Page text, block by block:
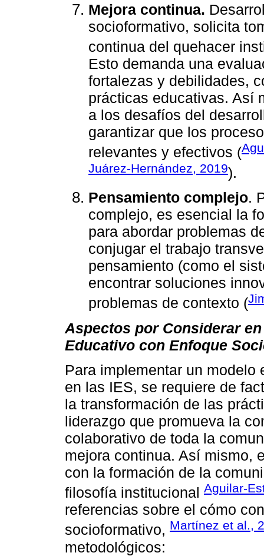
Mejora continua.
socioformativo, solicita
continua del quehacer
Esto demanda una
fortalezas y debilidades,
prácticas educativas. Así
a los desafíos del
garantizar que los
relevantes y efectivos (
Juárez-Hernández, 2019).
Pensamiento complejo.
complejo, es esencial la
para abordar problemas
conjugar el trabajo
pensamiento (como el
encontrar soluciones
problemas de contexto (
Aspectos por Considerar
Educativo con Enfoque
Para implementar un
en las IES, se requiere de
la transformación de las
liderazgo que promueva la
colaborativo de toda la
mejora continua. Así mismo,
con la formación de la
filosofía institucional Aguilar-
referencias sobre el cómo
socioformativo, Martínez et al.,
metodológicos: